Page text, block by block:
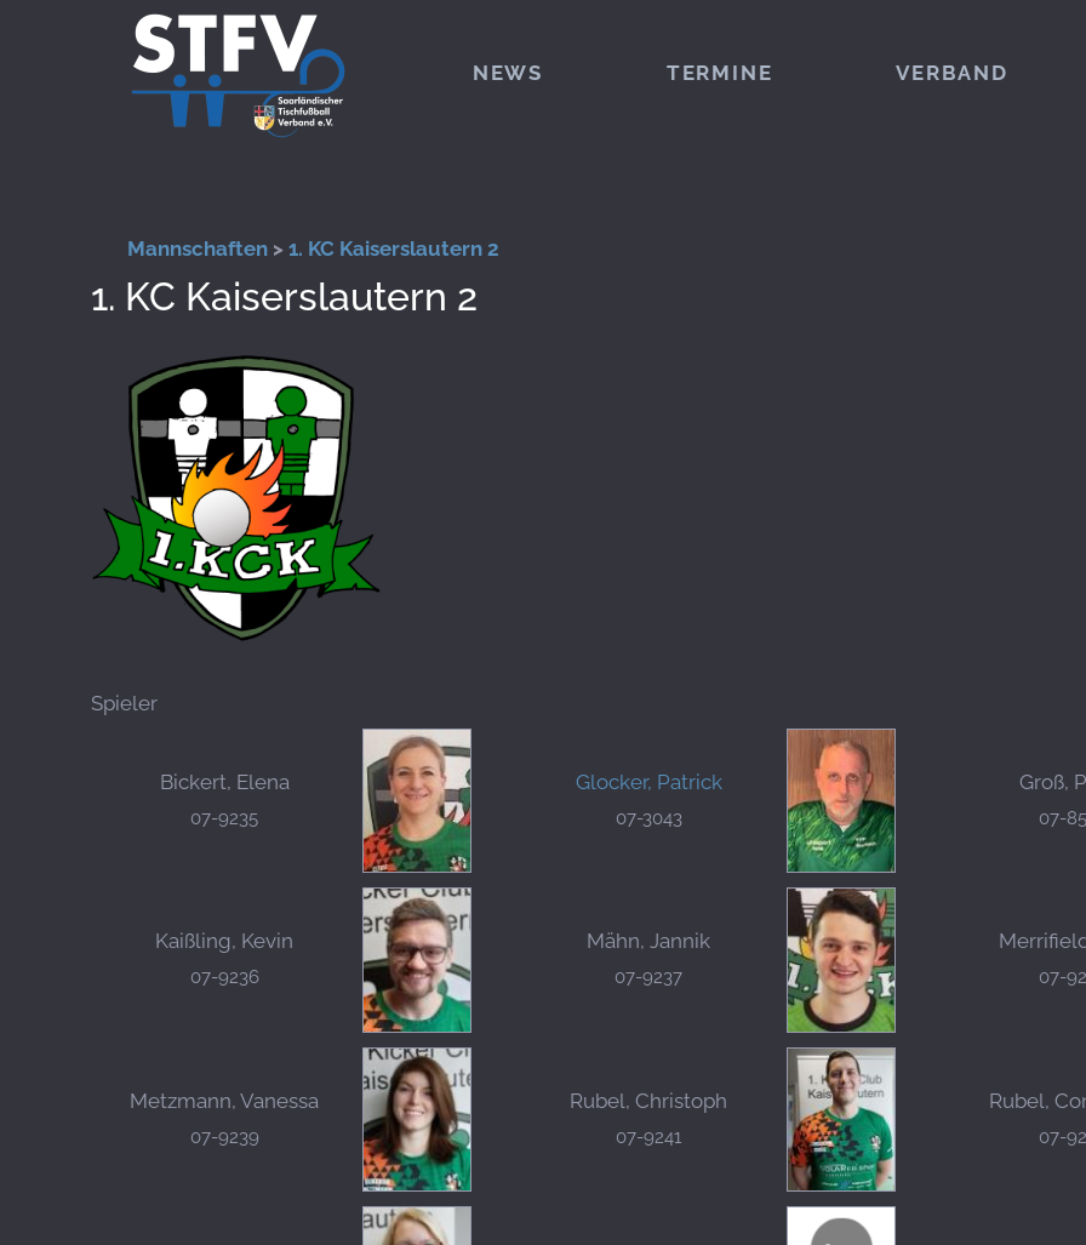
Zum Hauptinhalt springen
NEWS TERMINE VERBAND
Mannschaften > 1. KC Kaiserslautern 2
1. KC Kaiserslautern 2
Spieler
Bickert, Elena
07-9235
Glocker, Patrick
07-3043
Groß,
07-
Kaißling, Kevin
07-9236
Mähn, Jannik
07-9237 07-
Metzmann, Vanessa
07-9239
Rubel, Christoph
07-9241
Rubel,
07-